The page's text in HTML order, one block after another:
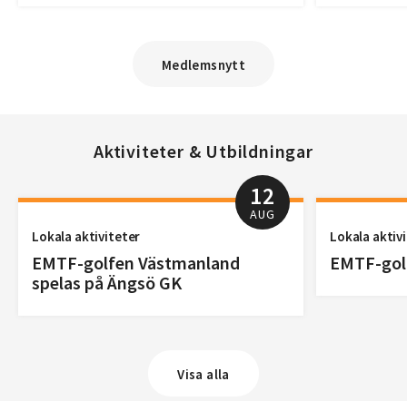
Medlemsnytt
Aktiviteter & Utbildningar
12
AUG
Lokala aktiviteter
EMTF-golfen Västmanland
spelas på Ängsö GK
Lokala
EMTF-
Visa alla